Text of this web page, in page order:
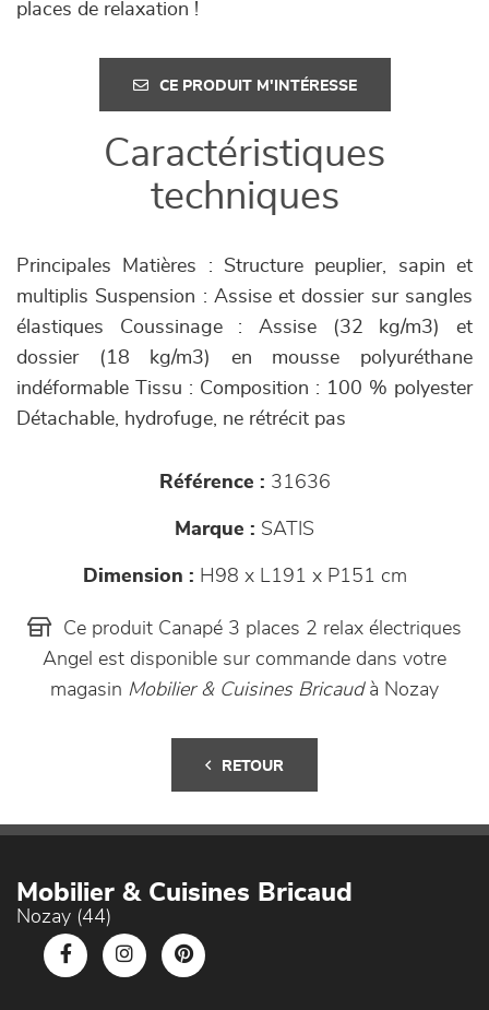
places de relaxation !
CE PRODUIT M'INTÉRESSE
Caractéristiques
techniques
Principales Matières : Structure peuplier, sapin et
multiplis Suspension : Assise et dossier sur sangles
élastiques Coussinage : Assise (32 kg/m3) et
dossier (18 kg/m3) en mousse polyuréthane
indéformable Tissu : Composition : 100 % polyester
Détachable, hydrofuge, ne rétrécit pas
Référence : 31636
Marque : SATIS
Dimension : H98 x L191 x P151 cm
Ce produit Canapé 3 places 2 relax électriques
Angel est disponible sur commande dans votre
magasin Mobilier & Cuisines Bricaudà Nozay
RETOUR
Mobilier & Cuisines Bricaud
Nozay (44)